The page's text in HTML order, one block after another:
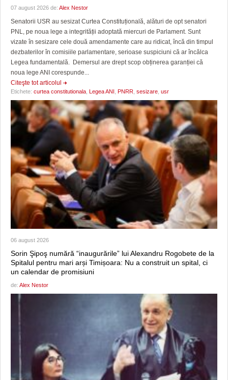
07 august 2026 de: Alex Nestor
Senatorii USR au sesizat Curtea Constituțională, alături de opt senatori
PNL, pe noua lege a integrității adoptată miercuri de Parlament. Sunt
vizate în sesizare cele două amendamente care au ridicat, încă din timpul
dezbaterilor în comisiile parlamentare, serioase suspiciuni că ar încălca
Legea fundamentală. Demersul are drept scop obținerea garanției că
noua lege ANI corespunde...
Citeşte tot articolul
Etichete: curtea constitutionala Legea ANI PNRR sesizare usr
06 august 2026
Sorin Şipoş numără “inaugurările” lui Alexandru Rogobete de la
Spitalul pentru mari arși Timișoara: Nu a construit un spital, ci
un calendar de promisiuni
de: Alex Nestor